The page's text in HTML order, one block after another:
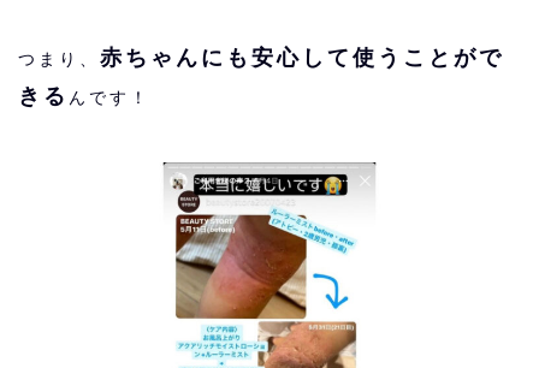
つまり、 赤ちゃんにも安心して使うことがで
きる んです！